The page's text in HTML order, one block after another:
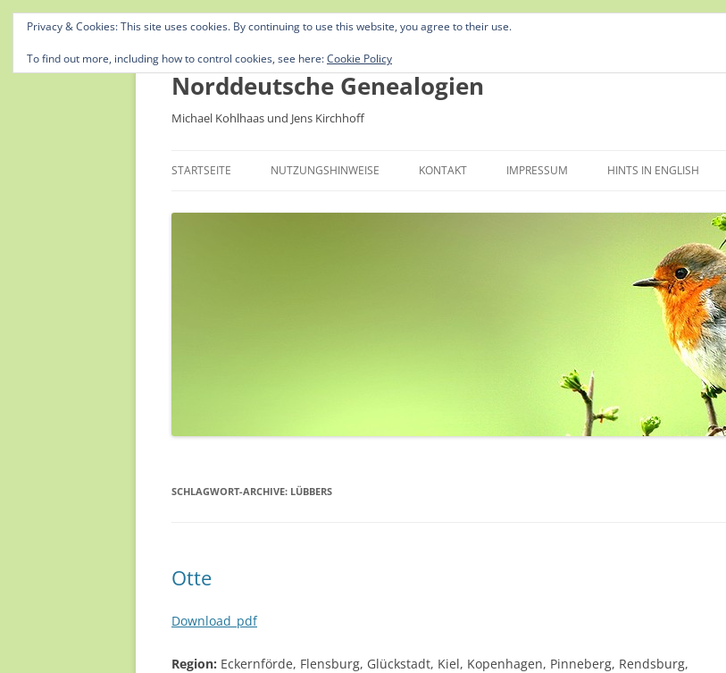
Norddeutsche Genealogien
Michael Kohlhaas und Jens Kirchhoff
Inhalt
STARTSEITE NUTZUNGSHINWEISE KONTAKT IMPRESSUM HINTS IN ENGLISH
SCHLAGWORT-ARCHIVE: LÜBBERS
Otte
Download_pdf
Region: Eckernförde, Flensburg, Glückstadt, Kiel, Kopenhagen, Pinneberg, Rendsburg,
Privacy & Cookies: This site uses cookies. By continuing to use this website, you agree to their use.
To find out more, including how to control cookies, see here:Cookie Policy